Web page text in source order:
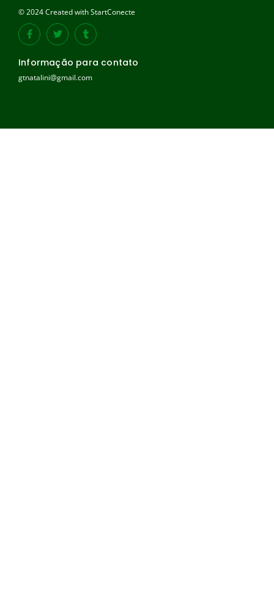
© 2024 Created with StartConecte
Informação para contato
gtnatalini@gmail.com